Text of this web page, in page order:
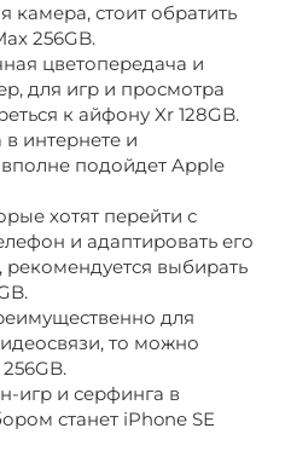
стоит обратить
256GB.
цветопередача и
для игр и просмотра
к айфону Xr 128GB.
интернете и
подойдет Apple
хотят перейти с
и адаптировать его
выбирать
для
то можно
игр и серфинга в
станет iPhone SE